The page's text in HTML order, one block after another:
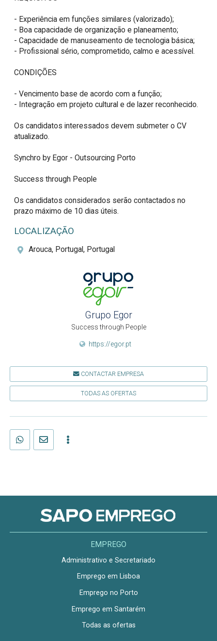
- Experiência em funções similares (valorizado);
- Boa capacidade de organização e planeamento;
- Capacidade de manuseamento de tecnologia básica;
- Profissional sério, comprometido, calmo e acessível.
CONDIÇÕES
- Vencimento base de acordo com a função;
- Integração em projeto cultural e de lazer reconhecido.
Os candidatos interessados devem submeter o CV
atualizado.
Synchro by Egor - Outsourcing Porto
Success through People
Os candidatos considerados serão contactados no
prazo máximo de 10 dias úteis.
LOCALIZAÇÃO
Arouca, Portugal, Portugal
Grupo Egor
Success through People
https://egor.pt
CONTACTAR EMPRESA
TODAS AS OFERTAS
EMPREGO
Administrativo e Secretariado
Emprego em Lisboa
Emprego no Porto
Emprego em Santarém
Todas as ofertas